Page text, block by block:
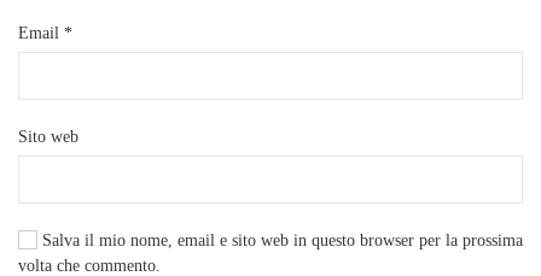
Email *
Sito web
Salva il mio nome, email e sito web in questo browser per la prossima
volta che commento.